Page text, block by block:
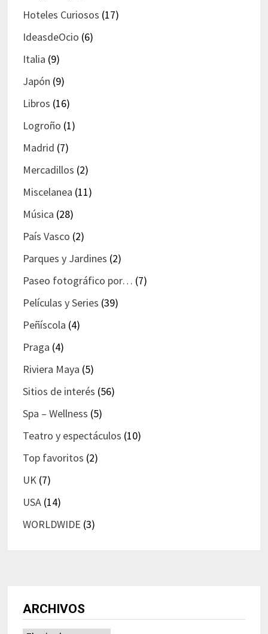
Hoteles Curiosos (17)
IdeasdeOcio (6)
Italia (9)
Japón (9)
Libros (16)
Logroño (1)
Madrid (7)
Mercadillos (2)
Miscelanea (11)
Música (28)
País Vasco (2)
Parques y Jardines (2)
Paseo fotográfico por… (7)
Películas y Series (39)
Peñíscola (4)
Praga (4)
Riviera Maya (5)
Sitios de interés (56)
Spa – Wellness (5)
Teatro y espectáculos (10)
Top favoritos (2)
UK(7)
USA(14)
WORLDWIDE (3)
ARCHIVOS